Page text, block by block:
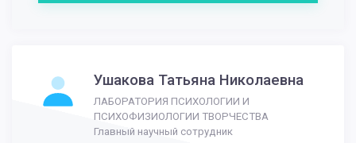
Ушакова Татьяна Николаевна
ЛАБОРАТОРИЯ ПСИХОЛОГИИ И
ПСИХОФИЗИОЛОГИИ ТВОРЧЕСТВА
Главный научный сотрудник